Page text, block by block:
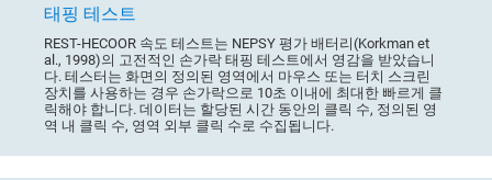
태핑 테스트
REST-HECOOR 속도 테스트는 NEPSY 평가 배터리(Korkman et
al., 1998)의 고전적인 손가락 태핑 테스트에서 영감을 받았습니
다. 테스터는 화면의 정의된 영역에서 마우스 또는 터치 스크린
장치를 사용하는 경우 손가락으로 10초 이내에 최대한 빠르게 클
릭해야 합니다. 데이터는 할당된 시간 동안의 클릭 수, 정의된 영
역 내 클릭 수, 영역 외부 클릭 수로 수집됩니다.